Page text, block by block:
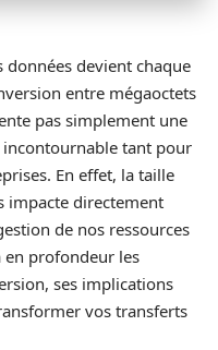
devient chaque
entre mégaoctets
pas simplement une
incontournable tant pour
En effet, la taille
impacte directement
de nos ressources
en profondeur les
ses implications
vos transferts